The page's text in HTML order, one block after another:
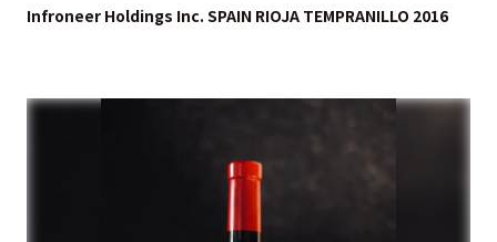
Infroneer Holdings Inc. SPAIN RIOJA TEMPRANILLO 2016